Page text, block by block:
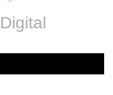
Digital